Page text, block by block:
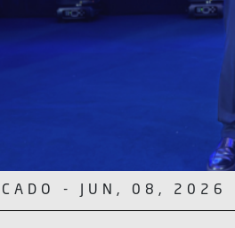
- MAIO, 11, 2026